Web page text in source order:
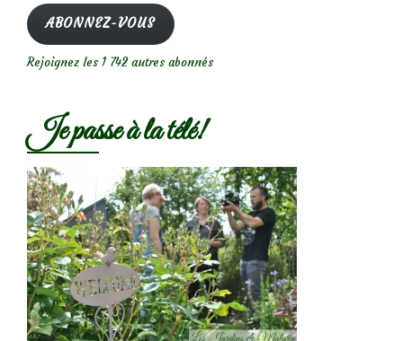
mail
ABONNEZ-VOUS
Rejoignez les 1 742 autres abonnés
Je passe à la télé!